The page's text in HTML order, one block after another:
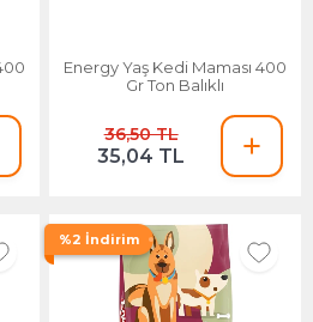
Energy Yaş Kedi Maması 400
Gr Ton Balıklı
36,50 TL
35,04 TL
%2 İndirim